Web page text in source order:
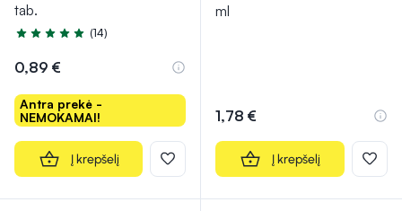
tab.
Įvertinimas 5.0 iš 5
(14)
0,89 €
Antra prekė -
NEMOKAMAI!
Į krepšelį
ml
1,78 €
Į krepšelį